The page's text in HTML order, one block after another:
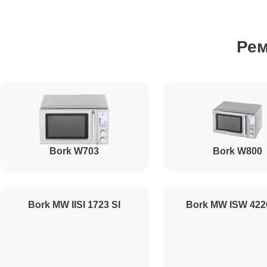
Ремонт датчиков
Ремонт платы управления (восстановление)
Ремонт платы управления
Bork W703 Bork W800
Bork MW IISI 1723 SI Bork MW ISW